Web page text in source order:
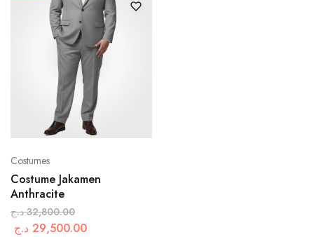
Costumes
Costume Jakamen
Anthracite
32,800.00 د.ج
29,500.00 د.ج